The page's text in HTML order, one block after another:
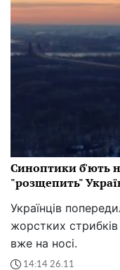
Синоптики б'ють
"розщепить"
Українців
жорстких
вже на носі.
14:14 26.11